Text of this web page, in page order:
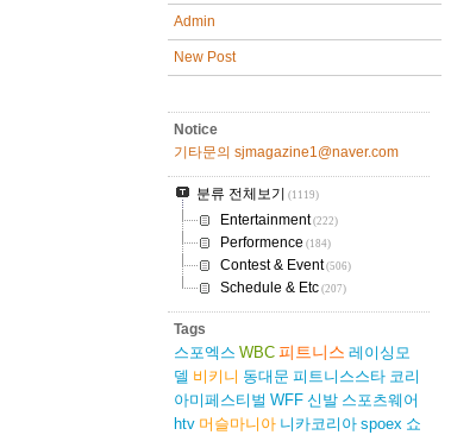
Admin
New Post
Notice
기타문의 sjmagazine1@naver.com
분류 전체보기 (1119)
Entertainment(222)
Performence (184)
Contest & Event(506)
Schedule & Etc(207)
Tags
스포엑스 WBC 피트니스 레이싱모
델 비키니 동대문 피트니스스타 코리
아미페스티벌 WFF 신발 스포츠웨어
htv 머슬마니아 니카코리아 spoex 쇼